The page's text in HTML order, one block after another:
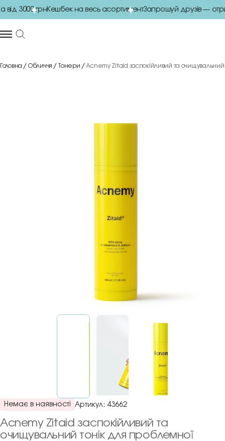
3000 грнКешбек на весь асортиментЗапрошуй друзів —
Головна Обличчя Тонери Acnemy Zitaid заспокійливий та
Немає в наявності Артикул: 43662
Acnemy Zitaid заспокійливий та
очищувальний тонік для проблемної